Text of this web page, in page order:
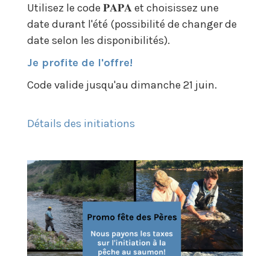
Utilisez le code 𝐏𝐀𝐏𝐀 et choisissez une
date durant l'été (possibilité de changer de
date selon les disponibilités).
Je profite de l'offre!
Code valide jusqu'au dimanche 21 juin.
Détails des initiations